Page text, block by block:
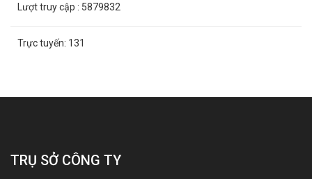
Lượt truy cập : 5879832
Trực tuyến: 131
TRỤ SỞ CÔNG TY